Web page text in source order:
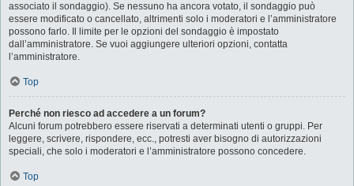
associato il sondaggio). Se nessuno ha ancora votato, il sondaggio può
essere modificato o cancellato, altrimenti solo i moderatori e l’amministratore
possono farlo. Il limite per le opzioni del sondaggio è impostato
dall’amministratore. Se vuoi aggiungere ulteriori opzioni, contatta
l’amministratore.
Top
Perché non riesco ad accedere a un forum?
Alcuni forum potrebbero essere riservati a determinati utenti o gruppi. Per
leggere, scrivere, rispondere, ecc., potresti aver bisogno di autorizzazioni
speciali, che solo i moderatori e l’amministratore possono concedere.
Top